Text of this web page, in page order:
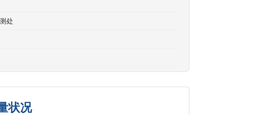
处
状况